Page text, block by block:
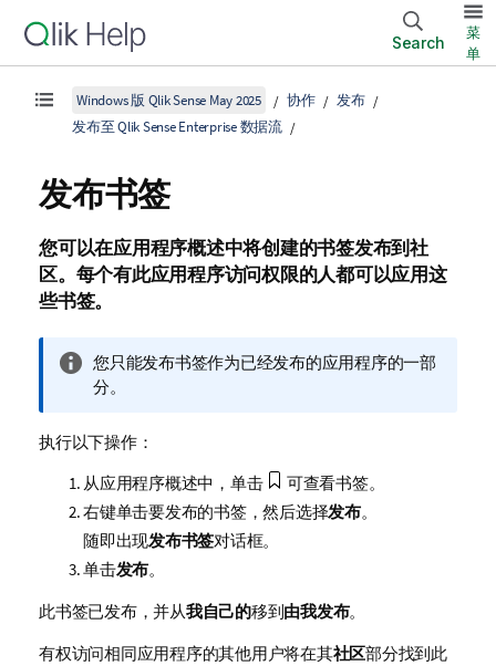
Search
菜
单
Windows 版 Qlik Sense May 2025 协作
发布
发布至 Qlik Sense Enterprise 数据流
发布书签
您可以在应用程序概述中将创建的书签发布到社
区。每个有此应用程序访问权限的人都可以应用这
些书签。
信
息
释
您只能发布书签作为已经发布的应用程序的一部
分。
执行以下操作：
从应用程序概述中，单击
可查看书签。
右键单击要发布的书签，然后选择发布。
随即出现发布书签对话框。
单击发布。
此书签已发布，并从我自己的移到由我发布。
有权访问相同应用程序的其他用户将在其社区部分找到此